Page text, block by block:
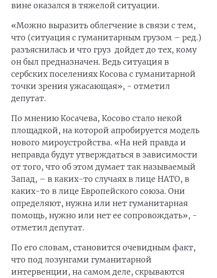
вине оказался в тяжелой ситуации.
«Можно выразить облегчение в связи с тем,
что (ситуация с гуманитарным грузом – ред.)
разъяснилась и что груз дойдет до тех, кому
он был предназначен. Ведь ситуация в
сербских поселениях Косова с гуманитарной
точки зрения ужасающая», - отметил
депутат.
По мнению Косачева, Косово стало некой
площадкой, на которой апробируется модель
нового мироустройства. «На ней правда и
неправда будут утверждаться в зависимости
от того, что об этом думает так называемый
Запад, – в каких-то случаях в лице НАТО, в
каких-то в лице Европейского союза. Они
определяют, нужна или нет гуманитарная
помощь, нужно или нет ее сопровождать», -
отметил депутат.
По его словам, становится очевидным факт,
что под лозунгами гуманитарной
интервенции, на самом деле, скрываются